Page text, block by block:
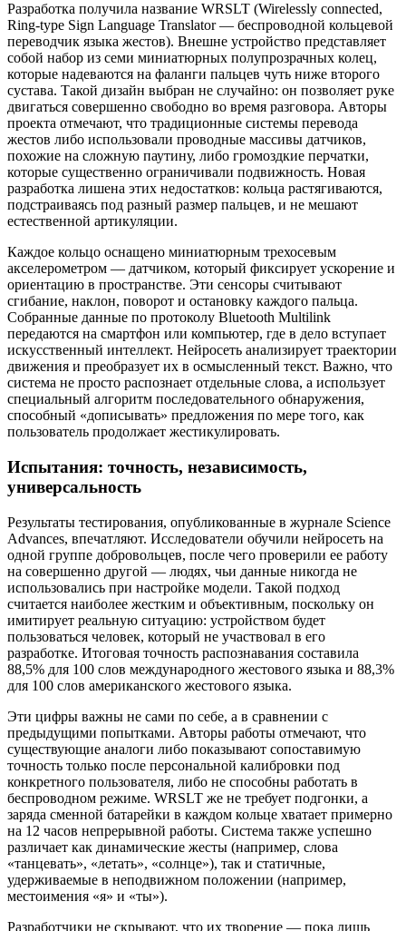
Разработка получила название WRSLT (Wirelessly connected,
Ring-type Sign Language Translator — беспроводной кольцевой
переводчик языка жестов). Внешне устройство представляет
собой набор из семи миниатюрных полупрозрачных колец,
которые надеваются на фаланги пальцев чуть ниже второго
сустава. Такой дизайн выбран не случайно: он позволяет руке
двигаться совершенно свободно во время разговора. Авторы
проекта отмечают, что традиционные системы перевода
жестов либо использовали проводные массивы датчиков,
похожие на сложную паутину, либо громоздкие перчатки,
которые существенно ограничивали подвижность. Новая
разработка лишена этих недостатков: кольца растягиваются,
подстраиваясь под разный размер пальцев, и не мешают
естественной артикуляции.
Каждое кольцо оснащено миниатюрным трехосевым
акселерометром — датчиком, который фиксирует ускорение и
ориентацию в пространстве. Эти сенсоры считывают
сгибание, наклон, поворот и остановку каждого пальца.
Собранные данные по протоколу Bluetooth Multilink
передаются на смартфон или компьютер, где в дело вступает
искусственный интеллект. Нейросеть анализирует траектории
движения и преобразует их в осмысленный текст. Важно, что
система не просто распознает отдельные слова, а использует
специальный алгоритм последовательного обнаружения,
способный «дописывать» предложения по мере того, как
пользователь продолжает жестикулировать.
Испытания: точность, независимость,
универсальность
Результаты тестирования, опубликованные в журнале Science
Advances, впечатляют. Исследователи обучили нейросеть на
одной группе добровольцев, после чего проверили ее работу
на совершенно другой — людях, чьи данные никогда не
использовались при настройке модели. Такой подход
считается наиболее жестким и объективным, поскольку он
имитирует реальную ситуацию: устройством будет
пользоваться человек, который не участвовал в его
разработке. Итоговая точность распознавания составила
88,5% для 100 слов международного жестового языка и 88,3%
для 100 слов американского жестового языка.
Эти цифры важны не сами по себе, а в сравнении с
предыдущими попытками. Авторы работы отмечают, что
существующие аналоги либо показывают сопоставимую
точность только после персональной калибровки под
конкретного пользователя, либо не способны работать в
беспроводном режиме. WRSLT же не требует подгонки, а
заряда сменной батарейки в каждом кольце хватает примерно
на 12 часов непрерывной работы. Система также успешно
различает как динамические жесты (например, слова
«танцевать», «летать», «солнце»), так и статичные,
удерживаемые в неподвижном положении (например,
местоимения «я» и «ты»).
Разработчики не скрывают, что их творение — пока лишь